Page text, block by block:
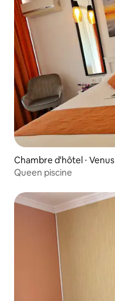
Chambre d'hôtel ⋅ Venus
Queen piscine